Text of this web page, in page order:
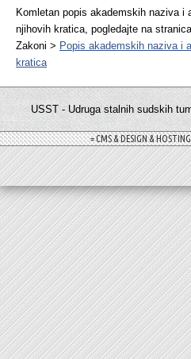
Komletan popis akademskih naziva i
njihovih kratica, pogledajte na
Zakoni > Popis akademskih naziva i
kratica
USST - Udruga stalnih sudskih
= CMS & DESIGN &